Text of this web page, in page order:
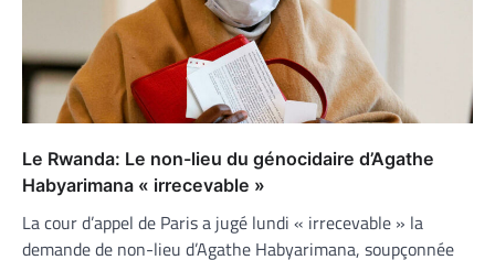
Le Rwanda: Le non-lieu du génocidaire d’Agathe
Habyarimana « irrecevable »
La cour d’appel de Paris a jugé lundi « irrecevable » la
demande de non-lieu d’Agathe Habyarimana, soupçonnée